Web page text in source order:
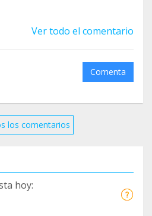
Ver todo el comentario
Comenta
los comentarios
hoy: